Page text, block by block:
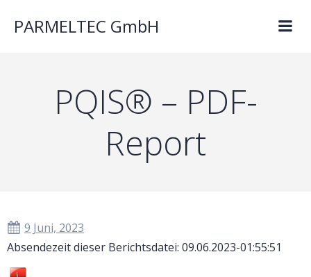
PARMELTEC GmbH
PQIS® – PDF-
Report
9 Juni, 2023
Absendezeit dieser Berichtsdatei: 09.06.2023-01:55:51